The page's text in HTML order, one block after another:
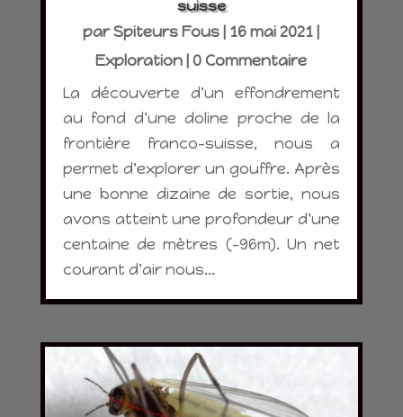
suisse
parSpiteurs Fous 16 mai 2021
Exploration | 0 Commentaire
La découverte d'un effondrement
au fond d'une doline proche de la
frontière franco-suisse, nous a
permet d'explorer un gouffre. Après
une bonne dizaine de sortie, nous
avons atteint une profondeur d'une
centaine de mètres (-96m). Un net
courant d'air nous...